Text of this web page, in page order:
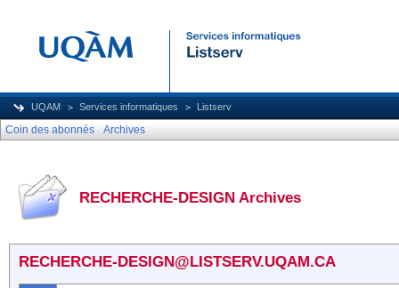
UQAM Services informatiques Listserv
Coin des abonnés Archives
RECHERCHE-DESIGN Archives
RECHERCHE-DESIGN@LISTSERV.UQAM.CA